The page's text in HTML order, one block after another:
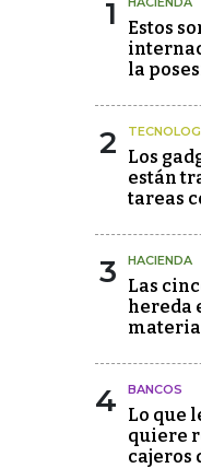
1
Estos
la
2
Los
están
tareas
3 HACIENDA
Las
hereda
4 BANCOS
Lo que
quiere
cajeros